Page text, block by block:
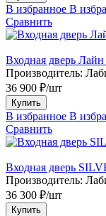
В избранное В
Сравнить
Входная дверь
Производитель:
36 900 ₽/шт
Купить
В избранное В
Сравнить
Входная дверь
Производитель:
36 300 ₽/шт
Купить